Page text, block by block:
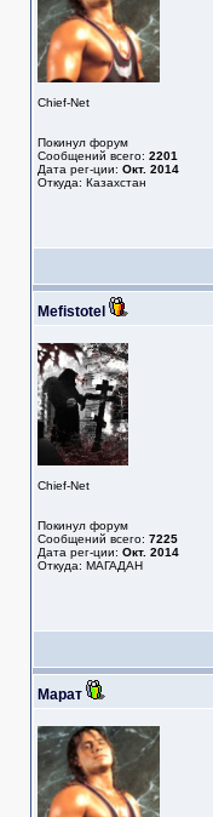
Chief-Net
Покинул форум
Сообщений всего: 2201
Дата рег-ции: Окт. 2014
Откуда: Казахстан
Mefistotel
Chief-Net
Покинул форум
Сообщений всего: 7225
Дата рег-ции: Окт. 2014
Откуда: МАГАДАН
Марат